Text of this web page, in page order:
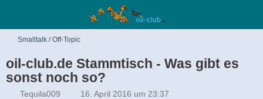
Smalltalk / Off-Topic
oil-club.de Stammtisch - Was gibt es
sonst noch so?
Tequila009 16. April 2016 um 23:37